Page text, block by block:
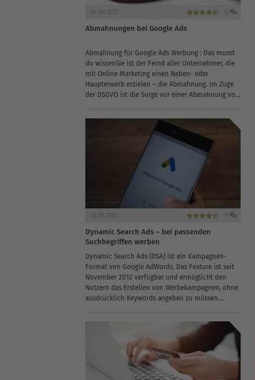
04.09.2021 0
Abmahnungen bei Google Ads
Abmahnung für Google Ads Werbung : Das musst
du wissenSie ist der Feind aller Unternehmer, die
mit Online Marketing einen Neben- oder
Haupterwerb erzielen – die Abmahnung. Im Zuge
der DSGVO ist die Sorge vor einer Abmahnung von
03.09.2021 0
Dynamic Search Ads – bei passenden
Suchbegriffen werben
Dynamic Search Ads (DSA) ist ein Kampagnen-
Format von Google AdWords. Das Feature ist seit
November 2012 verfügbar und ermöglicht den
Nutzern das Erstellen von Werbekampagnen, ohne
ausdrücklich Keywords angeben zu müssen.